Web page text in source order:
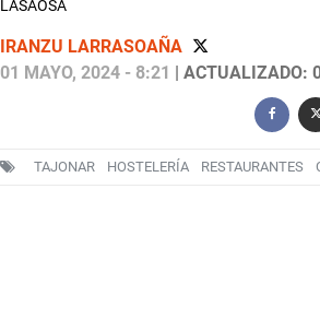
LASAOSA
IRANZU LARRASOAÑA
01 MAYO, 2024 - 8:21 | ACTUALIZADO:
TAJONAR HOSTELERÍA RESTAURANTES